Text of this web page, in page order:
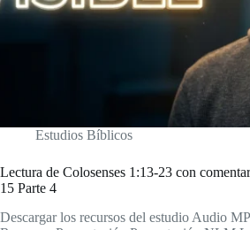
Estudios Bíblicos
Lectura de Colosenses 1:13-23 con
15 Parte 4
Descargar los recursos del estudio Audio